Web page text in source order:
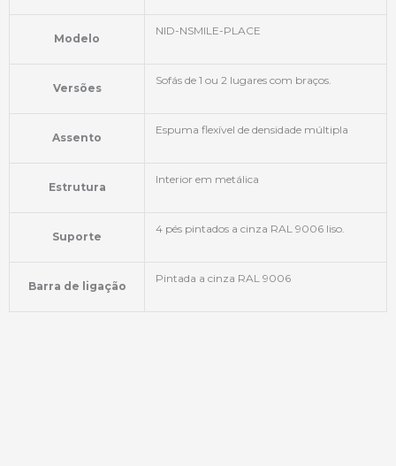
Modelo
NID-NSMILE-PLACE
Versões
Sofás de 1 ou 2 lugares com braços.
Assento
Espuma flexível de densidade múltipla
Estrutura
Interior em metálica
Suporte
4 pés pintados a cinza RAL 9006 liso.
Barra de ligação
Pintada a cinza RAL 9006